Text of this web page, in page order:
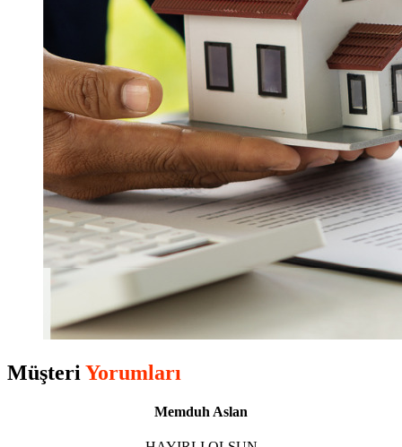
Müşteri Yorumları
Memduh Aslan